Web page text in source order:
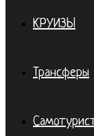
КРУИЗЫ
Трансферы